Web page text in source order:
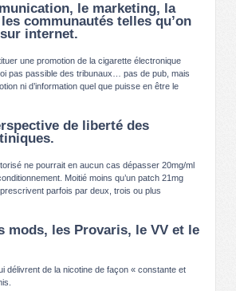
le marketing, la
communautés telles qu’on
internet.
une promotion de la cigarette électronique
pas passible des tribunaux… pas de pub, mais
ni d’information quel que puisse en être le
de liberté des
ne pourrait en aucun cas dépasser 20mg/ml
Moitié moins qu’un patch 21mg
parfois par deux, trois ou plus
mods, les Provaris, le VV et le
délivrent de la nicotine de façon « constante et